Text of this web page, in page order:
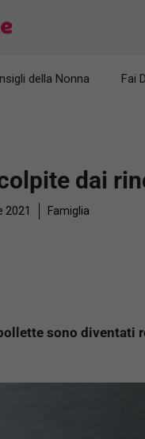
della Nonna Fai
dai
2021 Famiglia
sono diventati